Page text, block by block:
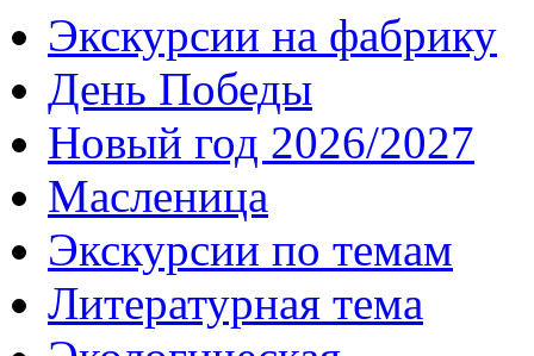
Экскурсии на фабрику
День Победы
Новый год 2026/2027
Масленица
Экскурсии по темам
Литературная тема